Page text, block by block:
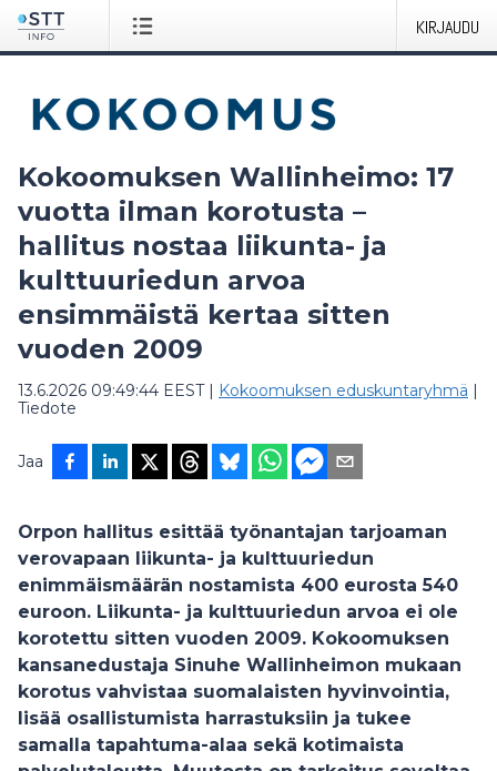
KIRJAUDU
Kokoomuksen Wallinheimo: 17
vuotta ilman korotusta –
hallitus nostaa liikunta- ja
kulttuuriedun arvoa
ensimmäistä kertaa sitten
vuoden 2009
13.6.2026 09:49:44 EEST| Kokoomuksen eduskuntaryhmä |
Tiedote
Jaa
Orpon hallitus esittää työnantajan tarjoaman
verovapaan liikunta- ja kulttuuriedun
enimmäismäärän nostamista 400 eurosta 540
euroon. Liikunta- ja kulttuuriedun arvoa ei ole
korotettu sitten vuoden 2009. Kokoomuksen
kansanedustaja Sinuhe Wallinheimon mukaan
korotus vahvistaa suomalaisten hyvinvointia,
lisää osallistumista harrastuksiin ja tukee
samalla tapahtuma-alaa sekä kotimaista